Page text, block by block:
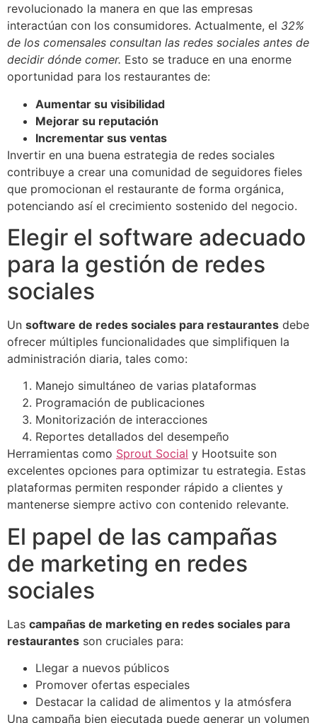
revolucionado la manera en que las empresas
interactúan con los consumidores. Actualmente, el 32%
de los comensales consultan las redes sociales antes de
decidir dónde comer. Esto se traduce en una enorme
oportunidad para los restaurantes de:
Aumentar su visibilidad
Mejorar su reputación
Incrementar sus ventas
Invertir en una buena estrategia de redes sociales
contribuye a crear una comunidad de seguidores fieles
que promocionan el restaurante de forma orgánica,
potenciando así el crecimiento sostenido del negocio.
Elegir el software adecuado
para la gestión de redes
sociales
Un software de redes sociales para restaurantes debe
ofrecer múltiples funcionalidades que simplifiquen la
administración diaria, tales como:
Manejo simultáneo de varias plataformas
Programación de publicaciones
Monitorización de interacciones
Reportes detallados del desempeño
Herramientas como Sprout Social y Hootsuite son
excelentes opciones para optimizar tu estrategia. Estas
plataformas permiten responder rápido a clientes y
mantenerse siempre activo con contenido relevante.
El papel de las campañas
de marketing en redes
sociales
Las campañas de marketing en redes sociales para
restaurantes son cruciales para:
Llegar a nuevos públicos
Promover ofertas especiales
Destacar la calidad de alimentos y la atmósfera
Una campaña bien ejecutada puede generar un volumen